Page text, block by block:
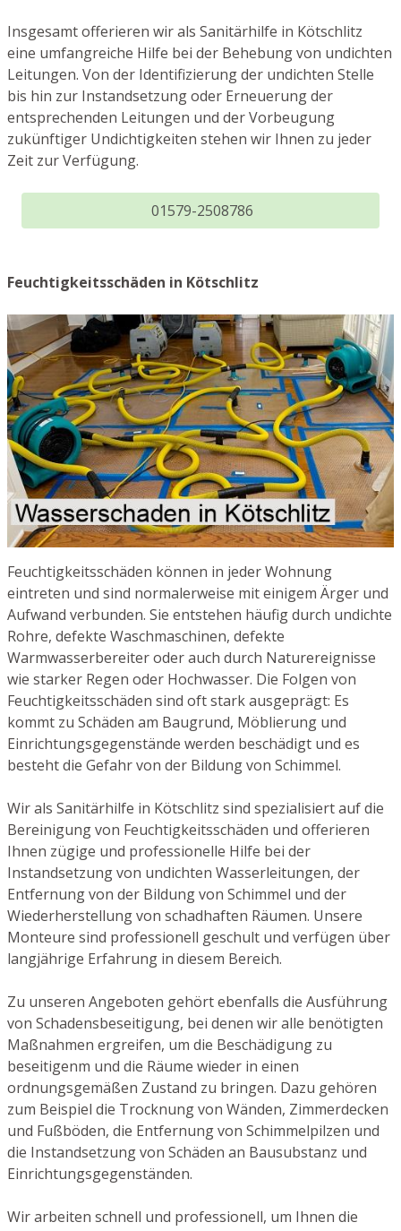
Insgesamt offerieren wir als Sanitärhilfe in Kötschlitz
eine umfangreiche Hilfe bei der Behebung von undichten
Leitungen. Von der Identifizierung der undichten Stelle
bis hin zur Instandsetzung oder Erneuerung der
entsprechenden Leitungen und der Vorbeugung
zukünftiger Undichtigkeiten stehen wir Ihnen zu jeder
Zeit zur Verfügung.
01579-2508786
Feuchtigkeitsschäden in Kötschlitz
Feuchtigkeitsschäden können in jeder Wohnung
eintreten und sind normalerweise mit einigem Ärger und
Aufwand verbunden. Sie entstehen häufig durch undichte
Rohre, defekte Waschmaschinen, defekte
Warmwasserbereiter oder auch durch Naturereignisse
wie starker Regen oder Hochwasser. Die Folgen von
Feuchtigkeitsschäden sind oft stark ausgeprägt: Es
kommt zu Schäden am Baugrund, Möblierung und
Einrichtungsgegenstände werden beschädigt und es
besteht die Gefahr von der Bildung von Schimmel.
Wir als Sanitärhilfe in Kötschlitz sind spezialisiert auf die
Bereinigung von Feuchtigkeitsschäden und offerieren
Ihnen zügige und professionelle Hilfe bei der
Instandsetzung von undichten Wasserleitungen, der
Entfernung von der Bildung von Schimmel und der
Wiederherstellung von schadhaften Räumen. Unsere
Monteure sind professionell geschult und verfügen über
langjährige Erfahrung in diesem Bereich.
Zu unseren Angeboten gehört ebenfalls die Ausführung
von Schadensbeseitigung, bei denen wir alle benötigten
Maßnahmen ergreifen, um die Beschädigung zu
beseitigenm und die Räume wieder in einen
ordnungsgemäßen Zustand zu bringen. Dazu gehören
zum Beispiel die Trocknung von Wänden, Zimmerdecken
und Fußböden, die Entfernung von Schimmelpilzen und
die Instandsetzung von Schäden an Bausubstanz und
Einrichtungsgegenständen.
Wir arbeiten schnell und professionell, um Ihnen die